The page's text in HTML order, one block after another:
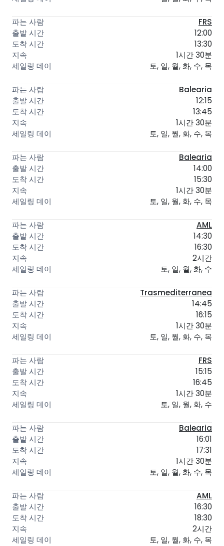
FRS
12:00
13:30
1시간 30분
토, 일, 월, 화, 수, 목
Balearia
12:15
13:45
1시간 30분
토, 일, 월, 화, 수, 목
Balearia
14:00
15:30
1시간 30분
토, 일, 월, 화, 수, 목
AML
14:30
16:30
2시간
토, 일, 월, 화, 수
Trasmediterranea
14:45
16:15
1시간 30분
토, 일, 월, 화, 수, 목
FRS
15:15
16:45
1시간 30분
토, 일, 월, 화, 수
Balearia
16:01
17:31
1시간 30분
토, 일, 월, 화, 수, 목
AML
16:30
18:30
2시간
토, 일, 월, 화, 수, 목